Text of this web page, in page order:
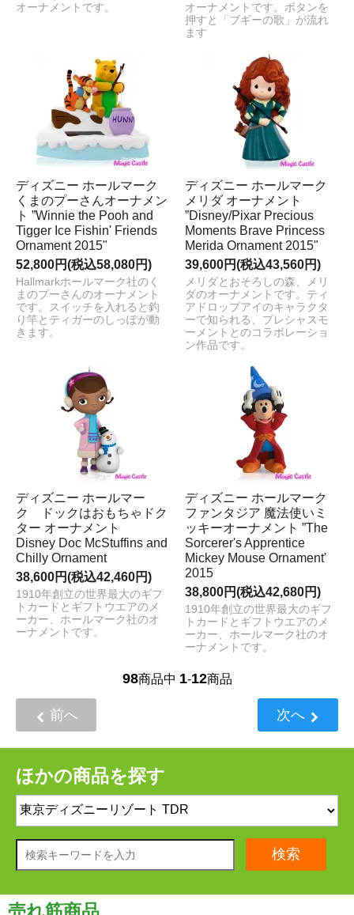
オーナメントです。
オーナメントです。ボタンを
押すと「ブギーの歌」が流れ
ます
ディズニー ホールマーク
くまのプーさんオーナメン
ト ”Winnie the Pooh and
Tigger Ice Fishin' Friends
Ornament 2015"
52,800円(税込58,080円)
Hallmarkホールマーク社のく
まのプーさんのオーナメント
です。スイッチを入れると釣
り竿とティガーのしっぽが動
きます。
ディズニー ホールマーク
メリダ オーナメント
”Disney/Pixar Precious
Moments Brave Princess
Merida Ornament 2015"
39,600円(税込43,560円)
メリダとおそろしの森、メリ
ダのオーナメントです。ティ
アドロップアイのキャラクタ
ーで知られる、プレシャスモ
ーメントとのコラボレーショ
ン作品です。
ディズニー ホールマー
ク ドックはおもちゃドク
ター オーナメント
Disney Doc McStuffins and
Chilly Ornament
38,600円(税込42,460円)
1910年創立の世界最大のギフ
トカードとギフトウエアのメ
ーカー、ホールマーク社のオ
ーナメントです。
ディズニー ホールマーク
ファンタジア 魔法使いミ
ッキーオーナメント ”The
Sorcerer's Apprentice
Mickey Mouse Ornament'
2015
38,800円(税込42,680円)
1910年創立の世界最大のギフ
トカードとギフトウエアのメ
ーカー、ホールマーク社のオ
ーナメントです。
98商品中 1-12商品
前へ 次へ
ほかの商品を探す
検索